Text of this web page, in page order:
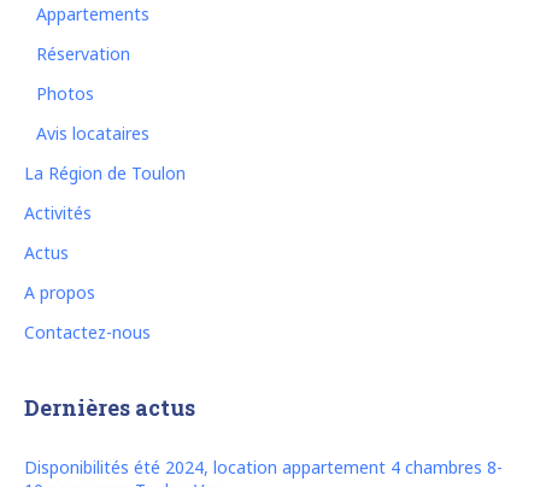
Appartements
Réservation
Photos
Avis locataires
La Région de Toulon
Activités
Actus
A propos
Contactez-nous
Dernières actus
Disponibilités été 2024, location appartement 4 chambres 8-